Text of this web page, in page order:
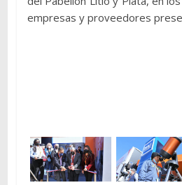
empresas y proveedores